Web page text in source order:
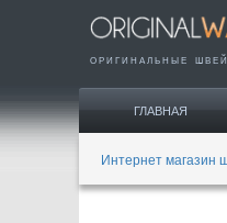
ОРИГИНАЛЬНЫЕ
ГЛАВНАЯ
Интернет магазин